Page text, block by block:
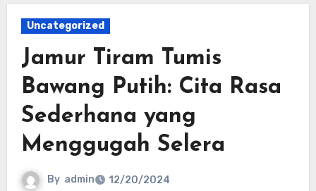
Uncategorized
Jamur Tiram Tumis
Bawang Putih: Cita Rasa
Sederhana yang
Menggugah Selera
By admin
12/20/2024